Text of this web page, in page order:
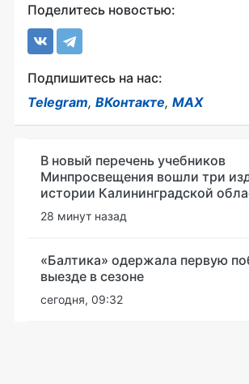
Поделитесь новостью:
Подпишитесь на нас:
Telegram, ВКонтакте, MAX
В новый перечень учебников
Минпросвещения вошли три
истории Калининградской
28 минут назад
«Балтика» одержала первую
выезде в сезоне
сегодня, 09:32